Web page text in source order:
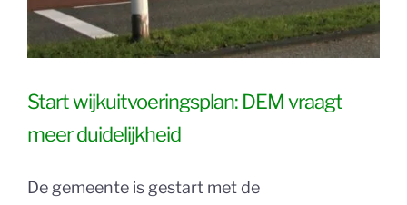
Start wijkuitvoeringsplan: DEM vraagt
meer duidelijkheid
De gemeente is gestart met de